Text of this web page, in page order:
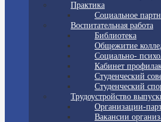
Практика
Социальное
Воспитательная работа
Библиотека
Общежитие
Социально-
Кабинет
Студенческий
Студенческий
Трудоустройство
Организации-
Вакансии